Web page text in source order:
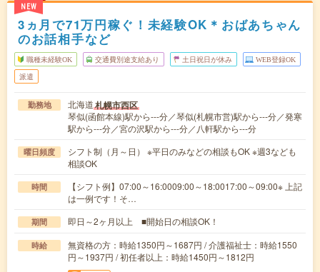
NEW
3ヵ月で71万円稼ぐ！未経験OK＊おばあちゃん
のお話相手など
職種未経験OK 交通費別途支給あり 土日祝日が休み WEB登録OK
派遣
勤務地 北海道札幌市西区
琴似(函館本線)駅から---分／琴似(札幌市営)駅から---分／発寒
駅から---分／宮の沢駅から---分／八軒駅から---分
曜日頻度
シフト制（月～日） ※平日のみなどの相談もOK ※週3なども
相談OK
時間
【シフト例】07:00～16:0009:00～18:0017:00～09:00※ 上記
は一例です！そ…
期間 即日～2ヶ月以上 ■開始日の相談OK！
時給
無資格の方：時給1350円～1687円 / 介護福祉士：時給1550
円～1937円 / 初任者以上：時給1450円～1812円